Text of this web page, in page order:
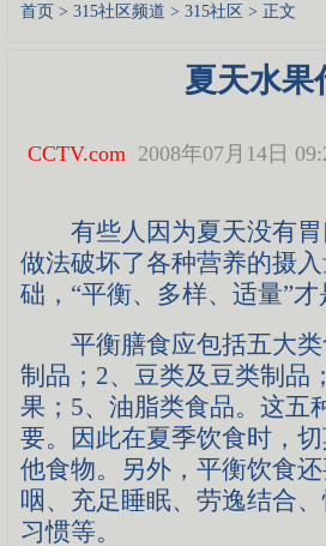
首页 > 315社区频道 > 315社区 > 正文
夏天水果
CCTV.com 2008年07月14日
有些人因为夏天没有胃
做法破坏了各种营养的摄
础，“平衡、多样、适量”才
平衡膳食应包括五大类
制品；2、豆类及豆类制品
果；5、油脂类食品。这五
要。因此在夏季饮食时，
他食物。另外，平衡饮食
咽、充足睡眠、劳逸结合
习惯等。